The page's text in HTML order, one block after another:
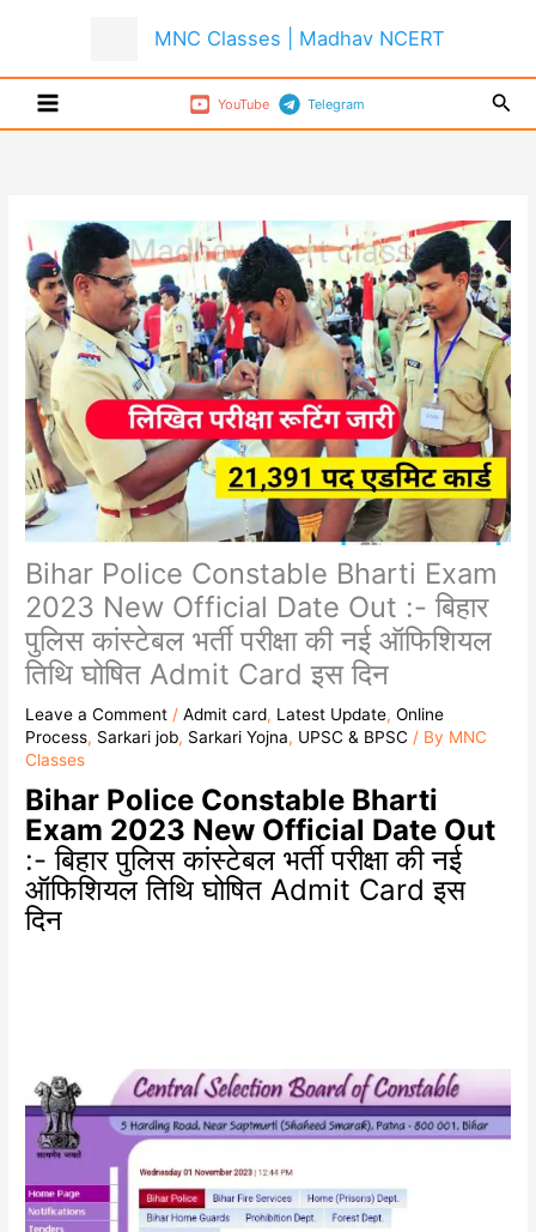
MNC Classes | Madhav NCERT
YouTube Telegram
Bihar Police Constable Bharti Exam
2023 New Official Date Out :- बिहार
पुलिस कांस्टेबल भर्ती परीक्षा की नई ऑफिशियल
तिथि घोषित Admit Card इस दिन
Leave a Comment /Admit card, Latest Update,Online
Process, Sarkari job, Sarkari Yojna, UPSC & BPSC / By MNC
Classes
Bihar Police Constable Bharti
Exam 2023 New Official Date Out
:- बिहार पुलिस कांस्टेबल भर्ती परीक्षा की नई
ऑफिशियल तिथि घोषित Admit Card इस
दिन